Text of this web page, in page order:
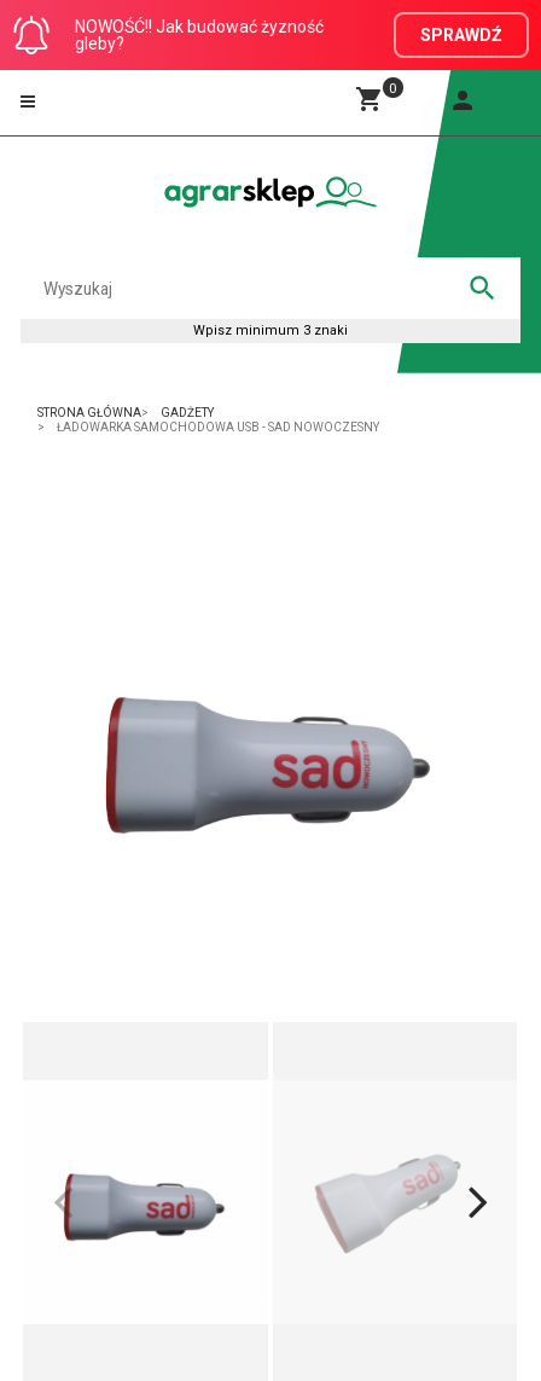
NOWOŚĆ!! Jak budować żyzność
gleby?
SPRAWDŹ
0
STRONA GŁÓWNA
GADŻETY
ŁADOWARKA SAMOCHODOWA USB - SAD NOWOCZESNY